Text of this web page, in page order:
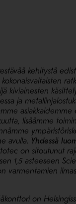
kehitystä
kiviainesten
ja
lisäämme
avulla. Yhdessä
on sitoutunut
1,5 asteeseen
varmentamien
on